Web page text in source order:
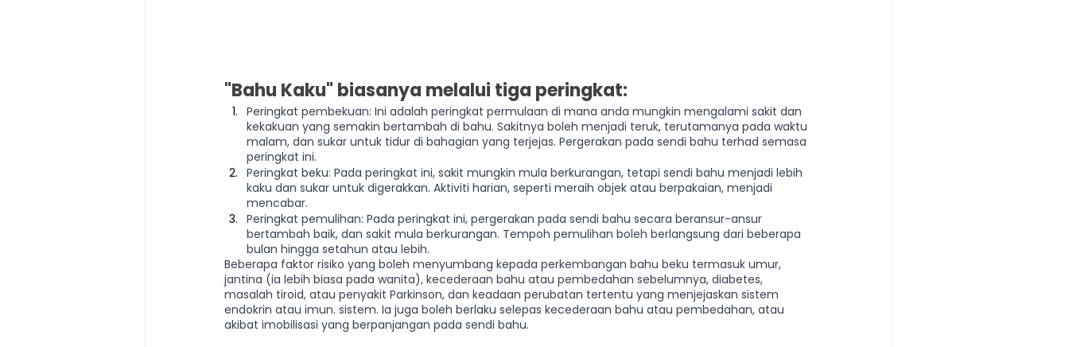
"Bahu Kaku" biasanya melalui tiga peringkat:
Peringkat pembekuan: Ini adalah peringkat permulaan di mana anda mungkin mengalami sakit dan
kekakuan yang semakin bertambah di bahu. Sakitnya boleh menjadi teruk, terutamanya pada waktu
malam, dan sukar untuk tidur di bahagian yang terjejas. Pergerakan pada sendi bahu terhad semasa
peringkat ini.
Peringkat beku: Pada peringkat ini, sakit mungkin mula berkurangan, tetapi sendi bahu menjadi lebih
kaku dan sukar untuk digerakkan. Aktiviti harian, seperti meraih objek atau berpakaian, menjadi
mencabar.
Peringkat pemulihan: Pada peringkat ini, pergerakan pada sendi bahu secara beransur-ansur
bertambah baik, dan sakit mula berkurangan. Tempoh pemulihan boleh berlangsung dari beberapa
bulan hingga setahun atau lebih.
Beberapa faktor risiko yang boleh menyumbang kepada perkembangan bahu beku termasuk umur,
jantina (ia lebih biasa pada wanita), kecederaan bahu atau pembedahan sebelumnya, diabetes,
masalah tiroid, atau penyakit Parkinson, dan keadaan perubatan tertentu yang menjejaskan sistem
endokrin atau imun. sistem. Ia juga boleh berlaku selepas kecederaan bahu atau pembedahan, atau
akibat imobilisasi yang berpanjangan pada sendi bahu.